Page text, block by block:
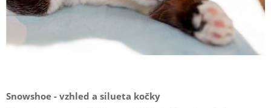
Snowshoe - vzhled a silueta kočky